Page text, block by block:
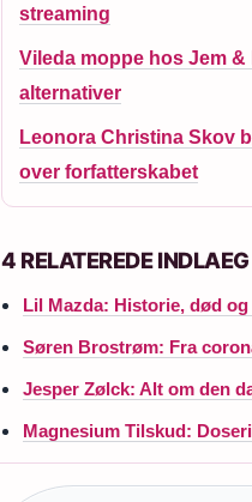
streaming
Vileda moppe hos Jem &
alternativer
Leonora Christina Skov
over forfatterskabet
4 RELATEREDE INDLAEG
Lil Mazda: Historie, død
Søren Brostrøm: Fra
Jesper Zølck: Alt om den
Magnesium Tilskud: